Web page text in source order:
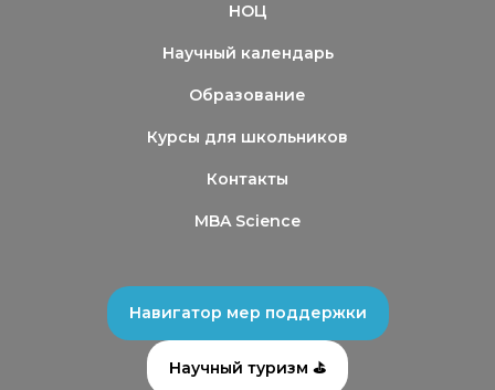
НОЦ
Научный календарь
Образование
Курсы для школьников
Контакты
MBA Science
Навигатор мер поддержки
Научный туризм ⛳